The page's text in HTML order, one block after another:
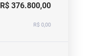
R$ 376.800,00
R$ 0,00